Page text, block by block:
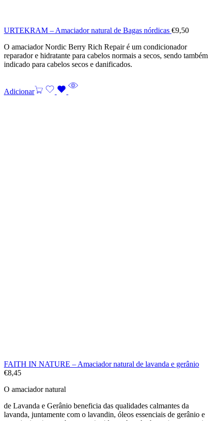
URTEKRAM – Amaciador natural de Bagas nórdicas €9,50
O amaciador Nordic Berry Rich Repair é um condicionador
reparador e hidratante para cabelos normais a secos, sendo também
indicado para cabelos secos e danificados.
Adicionar
FAITH IN NATURE – Amaciador natural de lavanda e gerânio
€8,45
O amaciador natural
de Lavanda e Gerânio beneficia das qualidades calmantes da
lavanda, juntamente com o lavandin, óleos essenciais de gerânio e